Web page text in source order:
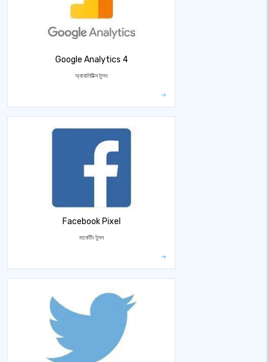
Google Analytics 4
অ্যানালিটিক্স টুলস
Facebook Pixel
মার্কেটিং টুলস